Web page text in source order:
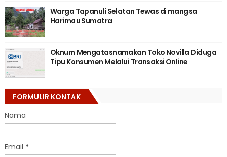
Warga Tapanuli Selatan Tewas di mangsa
Harimau Sumatra
Oknum Mengatasnamakan Toko Novilla Diduga
Tipu Konsumen Melalui Transaksi Online
FORMULIR KONTAK
Nama
Email *